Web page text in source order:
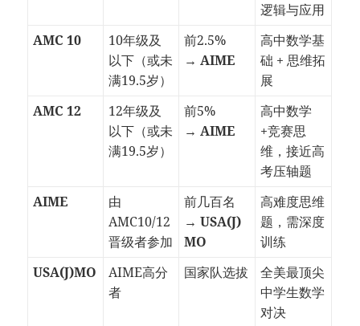
逻辑与应用
AMC 10
10年级及
以下（或未
满19.5岁）
前2.5%
→AIME
高中数学基
础 + 思维拓
展
AMC 12
12年级及
以下（或未
满19.5岁）
前5%
→AIME
高中数学
+竞赛思
维，接近高
考压轴题
AIME
由
AMC10/12
晋级者参加
前几百名
→USA(J)
MO
高难度思维
题，需深度
训练
USA(J)MO
AIME高分
者
国家队选拔
全美最顶尖
中学生数学
对决